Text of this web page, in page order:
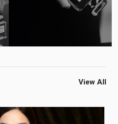
View All